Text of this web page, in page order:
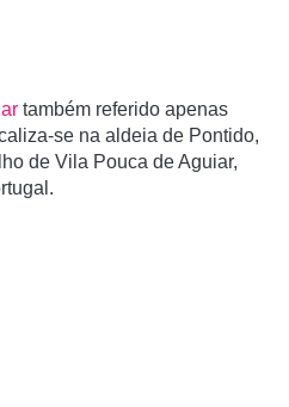
também referido apenas
se na aldeia de Pontido,
de Vila Pouca de Aguiar,